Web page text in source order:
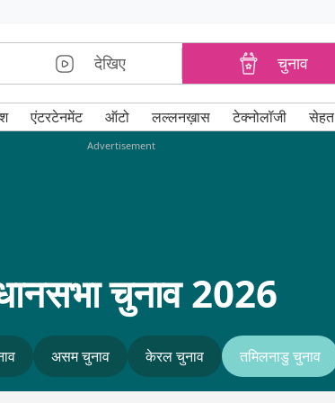
देखिए चुनाव
एंटरटेनमेंट ऑटो लल्लनख़ास टेक्नोलॉजी सेहत
Advertisement
चुनाव 2026
असम चुनाव केरल चुनाव तमिलनाडु चुनाव